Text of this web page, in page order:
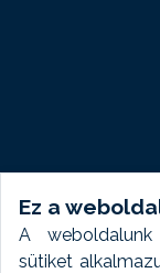
Ez a
A weboldalunk
sütiket